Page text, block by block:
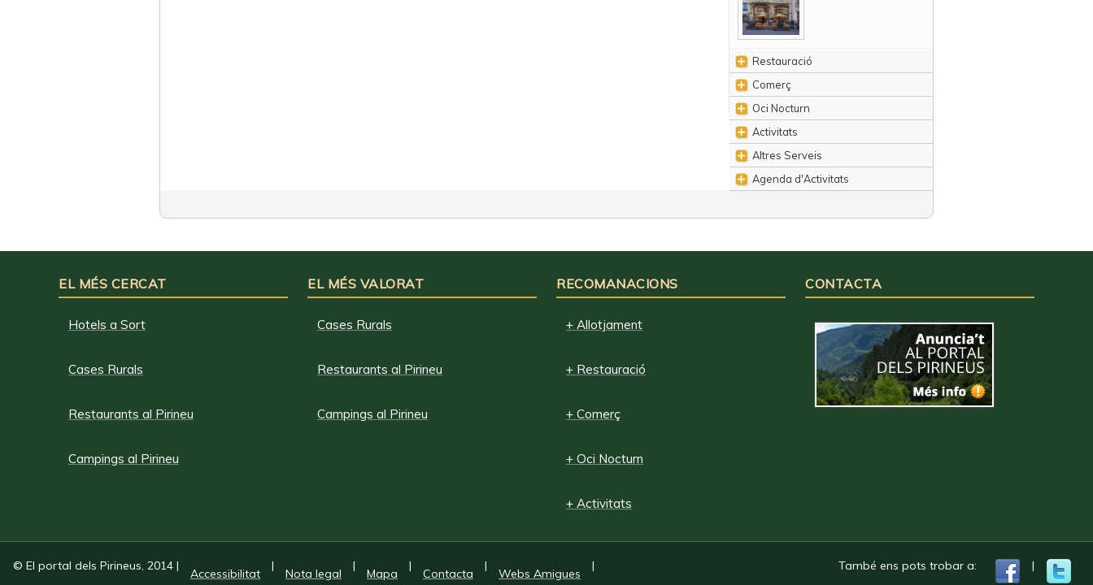
Restauració
Comerç
Oci Nocturn
Activitats
Altres Serveis
Agenda d'Activitats
EL MÉS CERCAT
Hotels a Sort
Cases Rurals
Restaurants al Pirineu
Campings al Pirineu
EL MÉS VALORAT
Cases Rurals
Restaurants al Pirineu
Campings al Pirineu
RECOMANACIONS
+ Allotjament
+ Restauració
+ Comerç
+ Oci Nocturn
+ Activitats
CONTACTA
© El portal dels Pirineus, 2014 |
Accessibilitat
|
Nota legal
|
Mapa
|
Contacta
|
Webs Amigues
| També ens pots trobar a: |